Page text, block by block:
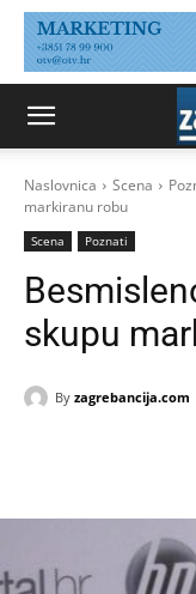
Naslovnica Scena
markiranu robu
Scena Poznati
skupu
By zagrebancija.com